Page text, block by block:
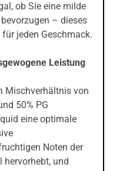
ob Sie eine milde
– dieses
jeden Geschmack.
Leistung
Mischverhältnis von
50% PG
eine optimale
Noten der
hervorhebt, und